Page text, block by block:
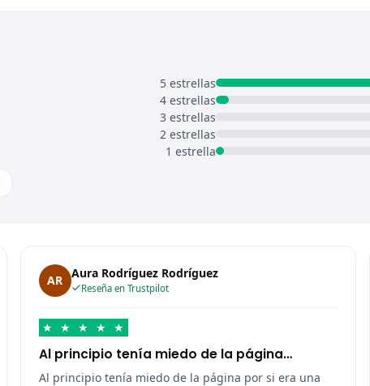
5 estrellas
4 estrellas
3 estrellas
2 estrellas
1 estrella
AR Aura Rodríguez Rodríguez
Reseña en Trustpilot
★ ★ ★ ★ ★
Al principio tenía miedo de la página…
Al principio tenía miedo de la página por si era una